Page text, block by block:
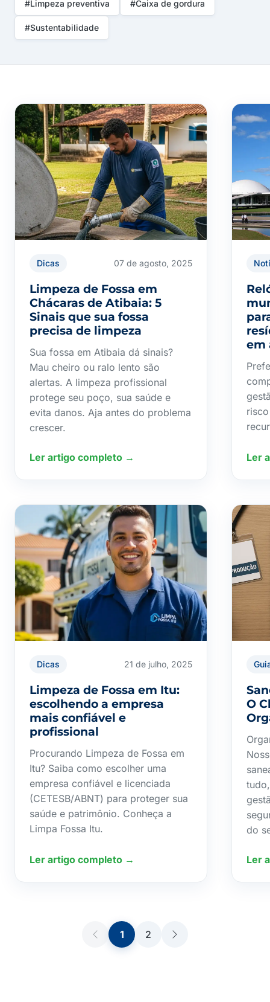
#Limpeza preventiva #Caixa de gordura
#Sustentabilidade
Dicas 07 de agosto, 2025
Limpeza de Fossa em
Chácaras de Atibaia: 5
Sinais que sua fossa
precisa de limpeza
Sua fossa em Atibaia dá sinais?
Mau cheiro ou ralo lento são
alertas. A limpeza profissional
protege seu poço, sua saúde e
evita danos. Aja antes do problema
crescer.
Ler artigo completo →
em
Ler
Dicas 21 de julho, 2025
Limpeza de Fossa em Itu:
escolhendo a empresa
mais confiável e
profissional
Procurando Limpeza de Fossa em
Itu? Saiba como escolher uma
empresa confiável e licenciada
(CETESB/ABNT) para proteger sua
saúde e patrimônio. Conheça a
Limpa Fossa Itu.
Ler artigo completo →
O
do
Ler
1 2